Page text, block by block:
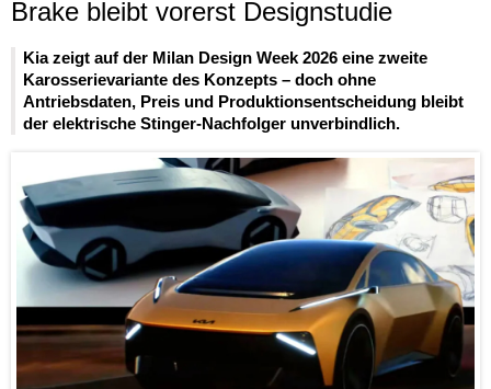
Brake bleibt vorerst Designstudie
Kia zeigt auf der Milan Design Week 2026 eine zweite
Karosserievariante des Konzepts – doch ohne
Antriebsdaten, Preis und Produktionsentscheidung bleibt
der elektrische Stinger-Nachfolger unverbindlich.